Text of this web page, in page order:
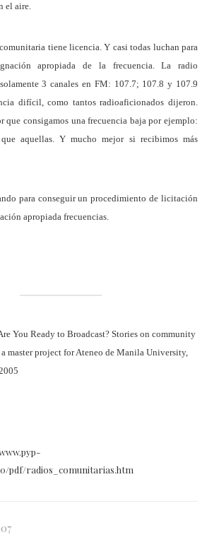
el aire.
tiene licencia. Y casi todas luchan para
apropiada de la frecuencia. La radio
3 canales en FM: 107.7; 107.8 y 107.9
difícil, como tantos radioaficionados dijeron.
que consigamos una frecuencia baja por ejemplo:
aquellas. Y mucho mejor si recibimos más
para conseguir un procedimiento de licitación
apropiada frecuencias.
You Ready to Broadcast? Stories on community
master project for Ateneo de Manila University,
pdf/radios_comunitarias.htm